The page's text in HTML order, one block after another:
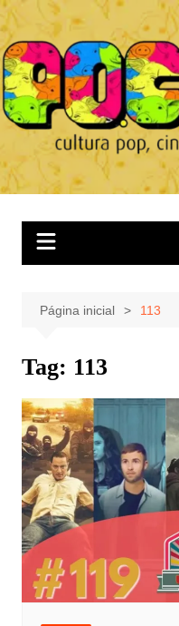
Ir
para
o
conteúdo
Página inicial 113
Tag: 113